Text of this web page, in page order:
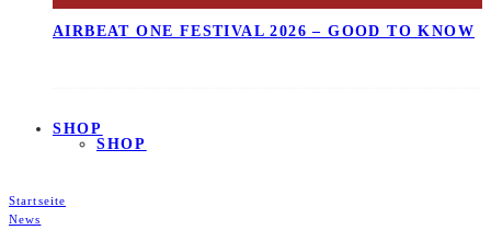
AIRBEAT ONE FESTIVAL 2026 – GOOD TO KNOW
SHOP
SHOP
Startseite
News